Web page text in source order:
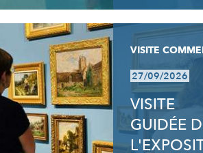
VISITE
27/09/2026
VISITE
GUIDÉE